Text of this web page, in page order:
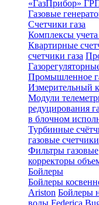
«ГазПрибор»
Газовые
Счетчики газа
Комплексы учета
Квартирные
счетчики газа
Промышленное
Измерительный
Модули
редуцирования
в блочном
Турбинные
газовые счетчики
Фильтры газовые
корректоры
Бойлеры
Бойлеры
Ariston Бойлеры
воды Federica